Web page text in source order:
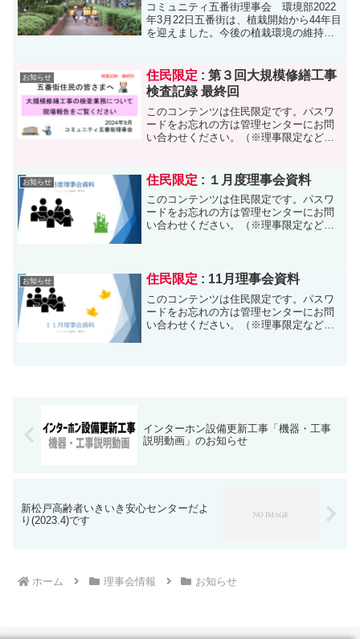
コミュニティ五番街理事会 環境部2022
年3月22日五番街は、植栽開始から44年目
を迎えました。今後の植栽環境の維持管
加者は1回20名（2時間）に限定、しか
し、３回開き...
お知らせ 住民限定 : 第３回大規模修繕工事
検査記録 最終回
このコンテンツは住民限定です。パスワ
ードをお忘れの方は管理センターにお問
い合わせください。（※理事限定など、
お知らせ 住民限定 : １月度理事会資料
このコンテンツは住民限定です。パスワ
ードをお忘れの方は管理センターにお問
い合わせください。（※理事限定など、
お知らせ 住民限定 : 11月理事会資料
このコンテンツは住民限定です。パスワ
ードをお忘れの方は管理センターにお問
い合わせください。（※理事限定など、
インターホン設備更新工事「機器・工事
説明動画」のお知らせ
新松戸高齢者いきいき安心センターだよ
り(2023.4)です
ホーム 理事会情報 お知らせ